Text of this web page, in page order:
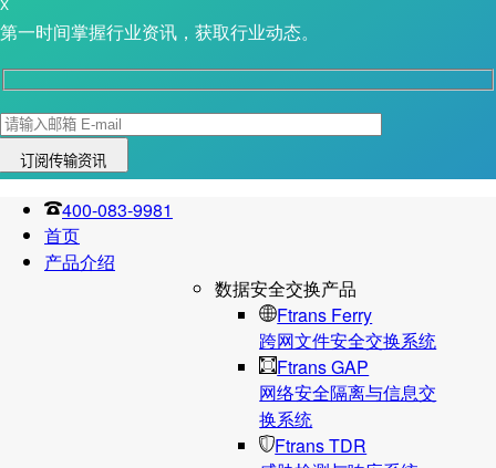
X
第一时间掌握行业资讯，获取行业动态。
400-083-9981
首页
产品介绍
数据安全交换产品
Ftrans Ferry
跨网文件安全交换系统
Ftrans GAP
网络安全隔离与信息交
换系统
Ftrans TDR